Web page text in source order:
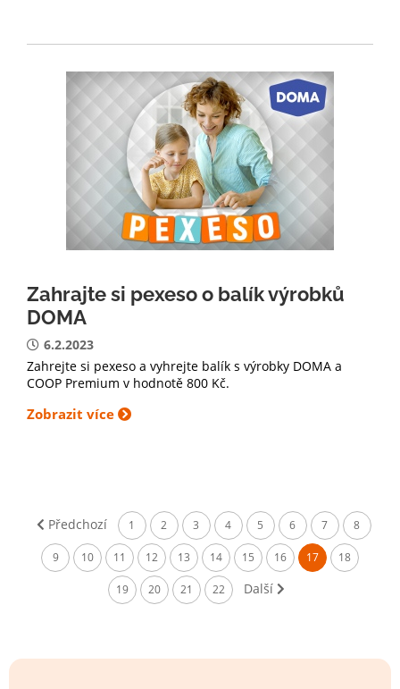
Zahrajte si pexeso o balík výrobků
DOMA
6.2.2023
Zahrejte si pexeso a vyhrejte balík s výrobky DOMA a
COOP Premium v hodnotě 800 Kč.
Zobrazit více
Předchozí 1 2 3 4 5 6 7 8
9 10 11 12 13 14 15 16 17 18
19 20 21 22 Další